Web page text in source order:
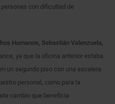
con dificultad de
Humanos, Sebastián Valenzuela,
ya que la oficina anterior estaba
un segundo piso con una escalera
personal, como para la
cambio que beneficia